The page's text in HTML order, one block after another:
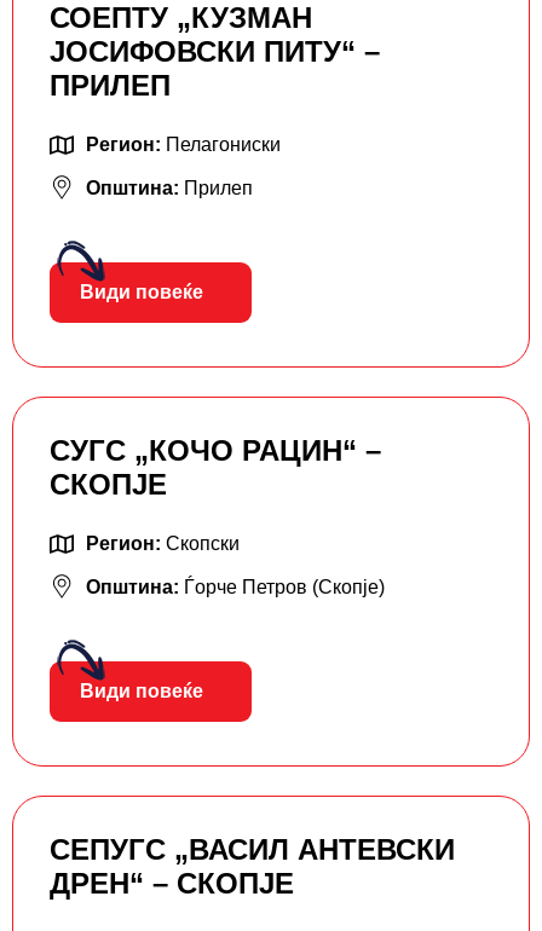
СОЕПТУ „КУЗМАН
ЈОСИФОВСКИ ПИТУ“ –
ПРИЛЕП
Регион: Пелагониски
Општина: Прилеп
Види повеќе
СУГС „КОЧО РАЦИН“ –
СКОПЈЕ
Регион: Скопски
Општина: Ѓорче Петров (Скопје)
Види повеќе
СЕПУГС „ВАСИЛ АНТЕВСКИ
ДРЕН“ – СКОПЈЕ